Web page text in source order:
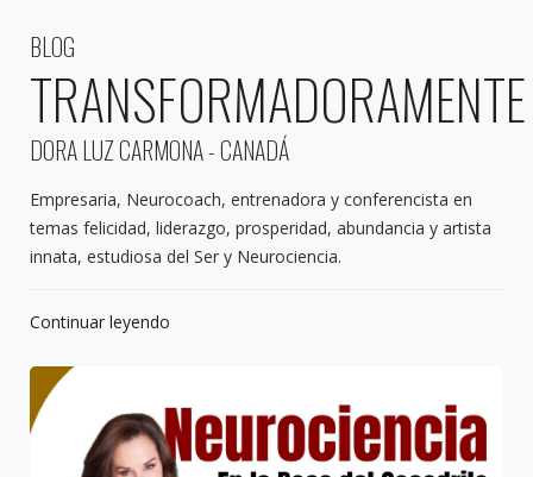
BLOG
TRANSFORMADORAMENTE
DORA LUZ CARMONA - CANADÁ
Empresaria, Neurocoach, entrenadora y conferencista en
temas felicidad, liderazgo, prosperidad, abundancia y artista
innata, estudiosa del Ser y Neurociencia.
Continuar leyendo